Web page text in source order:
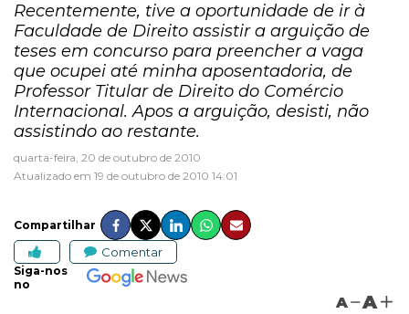
Recentemente, tive a oportunidade de ir à
Faculdade de Direito assistir a arguição de
teses em concurso para preencher a vaga
que ocupei até minha aposentadoria, de
Professor Titular de Direito do Comércio
Internacional. Apos a arguição, desisti, não
assistindo ao restante.
quarta-feira, 20 de outubro de 2010
Atualizado em 19 de outubro de 2010 14:01
Compartilhar
Comentar
Siga-nos
no
A A